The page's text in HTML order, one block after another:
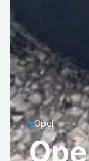
Opel